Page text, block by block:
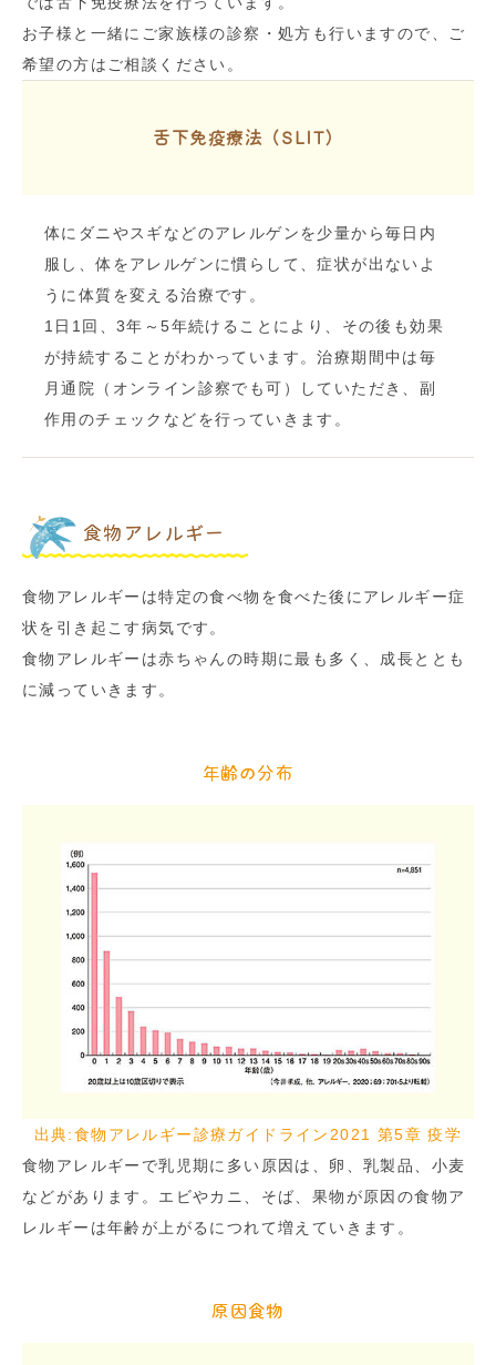
お子様と一緒にご家族様の診察・処方も行いますので、ご
希望の方はご相談ください。
舌下免疫療法（SLIT）
体にダニやスギなどのアレルゲンを少量から毎日内
服し、体をアレルゲンに慣らして、症状が出ないよ
うに体質を変える治療です。
1日1回、3年～5年続けることにより、その後も効果
が持続することがわかっています。治療期間中は毎
月通院（オンライン診察でも可）していただき、副
作用のチェックなどを行っていきます。
食物アレルギー
食物アレルギーは特定の食べ物を食べた後にアレルギー症
状を引き起こす病気です。
食物アレルギーは赤ちゃんの時期に最も多く、成長ととも
に減っていきます。
年齢の分布
出典:食物アレルギー診療ガイドライン2021 第5章 疫学
食物アレルギーで乳児期に多い原因は、卵、乳製品、小麦
などがあります。エビやカニ、そば、果物が原因の食物ア
レルギーは年齢が上がるにつれて増えていきます。
原因食物